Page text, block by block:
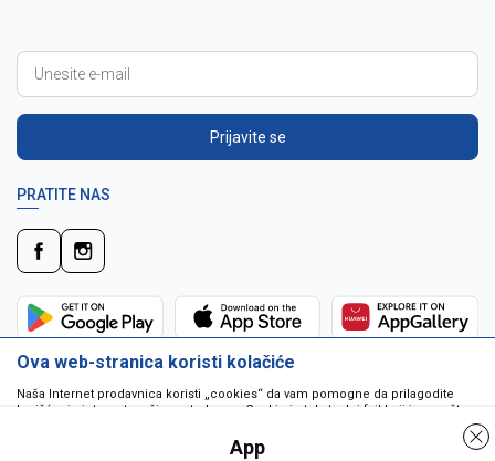
Prijavite se
PRATITE NAS
Ova web-stranica koristi kolačiće
Naša Internet prodavnica koristi „cookies“ da vam pomogne da prilagodite
korišćenje interneta vašim potrebama. Cookie je tekstualni fajl koji je smešten
da pokrenu program ili da isporuče virus vašem računaru. Cookie-i su
jedinstveno dodeljeni vama, i jedino mogu biti pročitani od strane web servera
App